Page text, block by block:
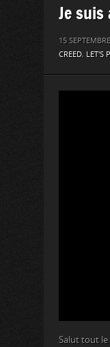
Je
15
CREED, LET'S
Salut tout